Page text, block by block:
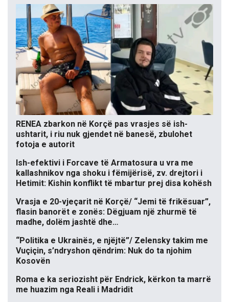
RENEA zbarkon në Korçë pas vrasjes së ish-
ushtarit, i riu nuk gjendet në banesë, zbulohet
fotoja e autorit
Ish-efektivi i Forcave të Armatosura u vra me
kallashnikov nga shoku i fëmijërisë, zv. drejtori i
Hetimit: Kishin konflikt të mbartur prej disa kohësh
Vrasja e 20-vjeçarit në Korçë/ “Jemi të frikësuar”,
flasin banorët e zonës: Dëgjuam një zhurmë të
madhe, dolëm jashtë dhe…
“Politika e Ukrainës, e njëjtë”/ Zelensky takim me
Vuçiçin, s’ndryshon qëndrim: Nuk do ta njohim
Kosovën
Roma e ka seriozisht për Endrick, kërkon ta marrë
me huazim nga Reali i Madridit